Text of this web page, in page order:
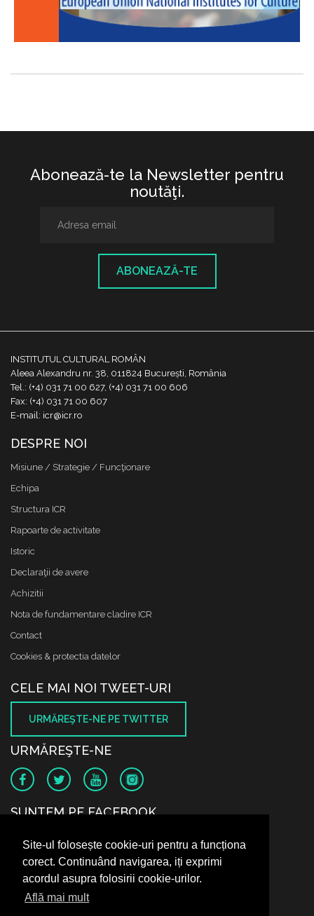
Site-ul folosește cookie-uri pentru a funcționa
corect. Continuând navigarea, iți exprimi
acordul asupra folosirii cookie-urilor.
Află mai mult
Abonează-te la Newsletter pentru
noutăţi.
ABONEAZĂ-TE
INSTITUTUL CULTURAL ROMÂN
Aleea Alexandru nr. 38, 011824 București, România
Tel.: (+4) 031 71 00 627, (+4) 031 71 00 606
Fax: (+4) 031 71 00 607
E-mail: icr@icr.ro
DESPRE NOI
Misiune / Strategie / Funcţionare
Echipa
Structura ICR
Rapoarte de activitate
Istoric
Declaraţii de avere
Achizitii
Nota de fundamentare cladire ICR
Contact
Cookies & protectia datelor
CELE MAI NOI TWEET-URI
URMĂREŞTE-NE PE TWITTER
URMĂREŞTE-NE
SUNTEM PE FACEBOOK